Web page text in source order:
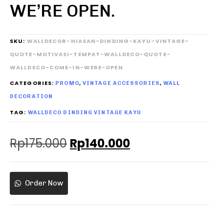
WE’RE OPEN.
SKU: WALLDECOR-HIASAN-DINDING-KAYU-VINTAGE-
QUOTE-MOTIVASI-TEMPAT-WALLDECO-QUOTE-
WALLDECO-COME-IN-WERE-OPEN
CATEGORIES: PROMO, VINTAGE ACCESSORIES,WALL
DECORATION
TAG: WALLDECO DINDING VINTAGE KAYU
Rp175.000 Rp140.000
Order Now